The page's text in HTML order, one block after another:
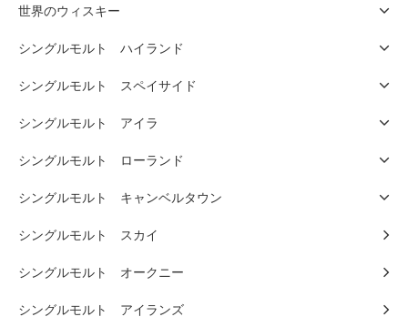
世界のウィスキー
シングルモルト ハイランド
シングルモルト スペイサイド
シングルモルト アイラ
シングルモルト ローランド
シングルモルト キャンベルタウン
シングルモルト スカイ
シングルモルト オークニー
シングルモルト アイランズ